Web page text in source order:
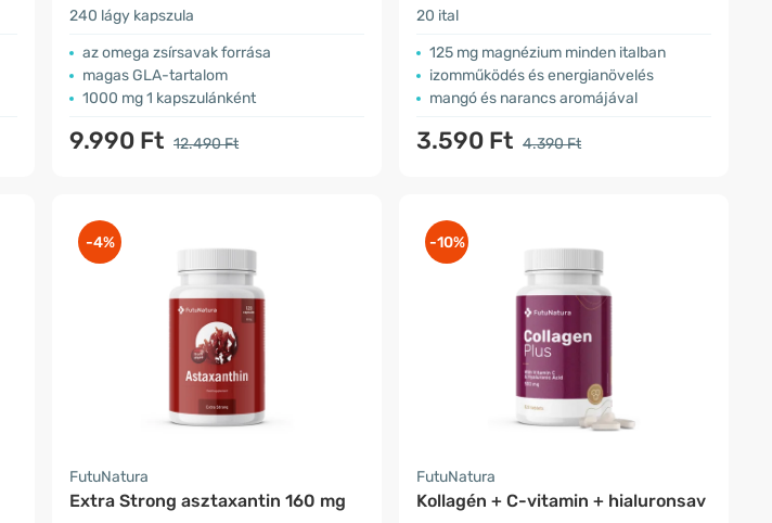
240 lágy kapszula
az omega zsírsavak forrása
magas GLA-tartalom
1000 mg 1 kapszulánként
9.990 Ft 12.490 Ft
20 ital
125 mg magnézium minden italban
izomműködés és energianövelés
mangó és narancs aromájával
3.590 Ft 4.390 Ft
-4%
FutuNatura
Extra Strong asztaxantin​ 160 mg
-10%
FutuNatura
Kollagén + C-vitamin + hialuronsav